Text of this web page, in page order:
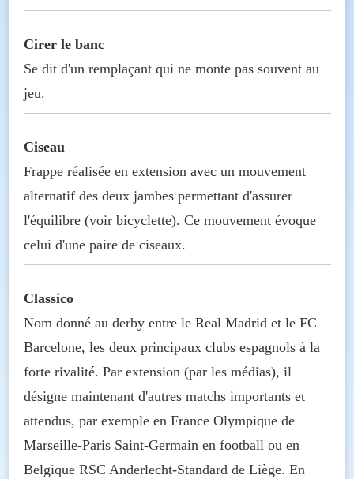
Cirer le banc
Se dit d'un remplaçant qui ne monte pas souvent au
jeu.
Ciseau
Frappe réalisée en extension avec un mouvement
alternatif des deux jambes permettant d'assurer
l'équilibre (voir bicyclette). Ce mouvement évoque
celui d'une paire de ciseaux.
Classico
Nom donné au derby entre le Real Madrid et le FC
Barcelone, les deux principaux clubs espagnols à la
forte rivalité. Par extension (par les médias), il
désigne maintenant d'autres matchs importants et
attendus, par exemple en France Olympique de
Marseille-Paris Saint-Germain en football ou en
Belgique RSC Anderlecht-Standard de Liège. En